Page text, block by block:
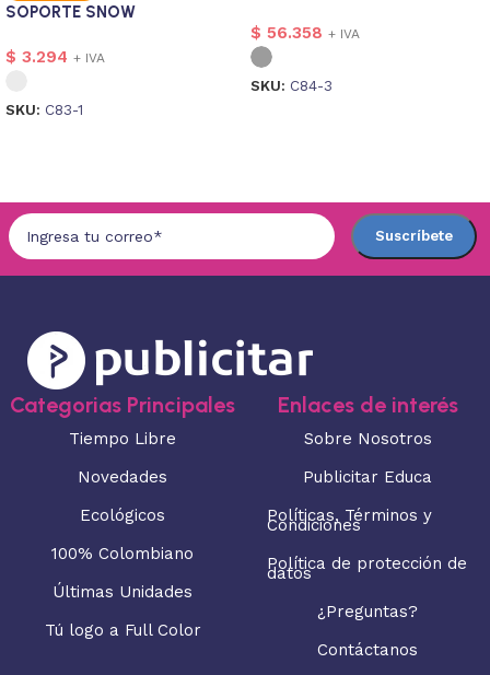
SOPORTE SNOW
$ 3.294 + IVA
SKU: C83-1
$ 56.358 + IVA
SKU: C84-3
Categorias Principales
Tiempo Libre
Novedades
Ecológicos
100% Colombiano
Últimas Unidades
Tú logo a Full Color
Enlaces de interés
Sobre Nosotros
Publicitar Educa
Políticas, Términos y
Condiciones
Política de protección de
datos
¿Preguntas?
Contáctanos